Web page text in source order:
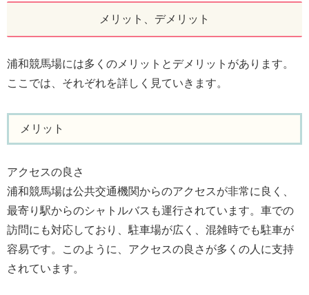
メリット、デメリット
浦和競馬場には多くのメリットとデメリットがあります。
ここでは、それぞれを詳しく見ていきます。
メリット
アクセスの良さ
浦和競馬場は公共交通機関からのアクセスが非常に良く、
最寄り駅からのシャトルバスも運行されています。車での
訪問にも対応しており、駐車場が広く、混雑時でも駐車が
容易です。このように、アクセスの良さが多くの人に支持
されています。